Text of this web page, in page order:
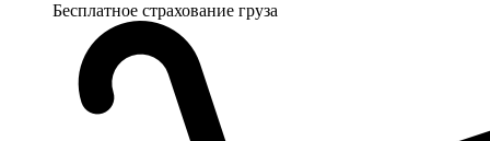
Бесплатное страхование груза